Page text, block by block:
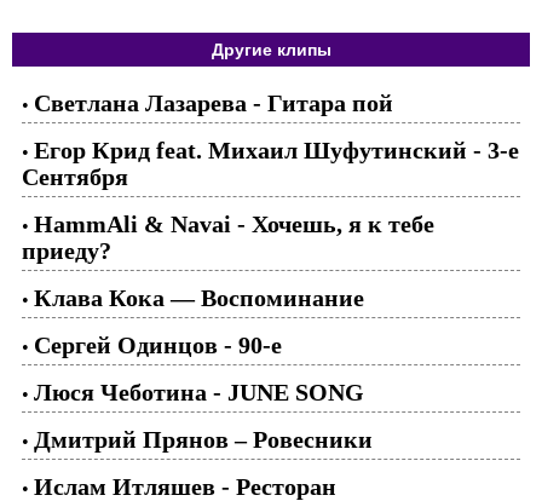
Другие клипы
• Светлана Лазарева - Гитара пой
• Егор Крид feat. Михаил Шуфутинский - 3-е
Сентября
• HammAli & Navai - Хочешь, я к тебе
приеду?
• Клава Кока — Воспоминание
• Сергей Одинцов - 90-е
• Люся Чеботина - JUNE SONG
• Дмитрий Прянов – Ровесники
• Ислам Итляшев - Ресторан